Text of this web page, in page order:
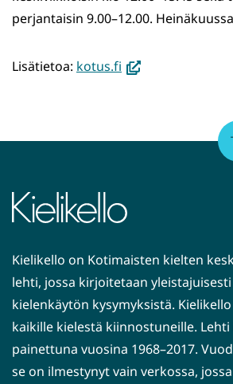
perjantaisin 9.00–12.00.
Lisätietoa: kotus.fi (avautuu
Kielikello on Kotimaisten kielten
lehti, jossa kirjoitetaan
kielenkäytön kysymyksistä.
kaikille kielestä kiinnostuneille.
painettuna vuosina 1968–2017.
se on ilmestynyt vain verkossa,